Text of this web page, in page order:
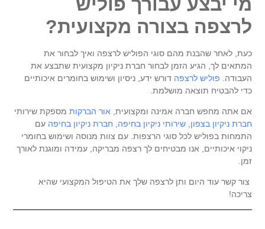
לרצפה בצורה מקצועית?
כעת, לאחר שהבנת מהםסוגי הפוליש לרצפה ואיך לבחור את
המתאים לך, הגיע הזמן לבחור חברת ניקיון מקצועית שתבצע את
העבודה. פוליש לרצפה דורש ידע, ניסיון ושימוש בחומרים איכותיים
כדי להבטיח תוצאה מושלמת.
אם אתה מחפש חברה אמינה ומקצועית, אור הברקות מספקת שירותי
חברת ניקיון בצפון ,שירותי ניקיון בחיפה, חברת ניקיון בחיפה עם
התמחות בפוליש לכל סוגי הרצפות. עם צוות מנוסה ושימוש בחומרי
ניקוי איכותיים, אנו מבטיחים לך רצפה מבריקה, עמידה ומוגנת לאורך
זמן.
צור קשר עוד היום ותן לרצפה שלך את הטיפול המקצועי שהיא
צריכה!